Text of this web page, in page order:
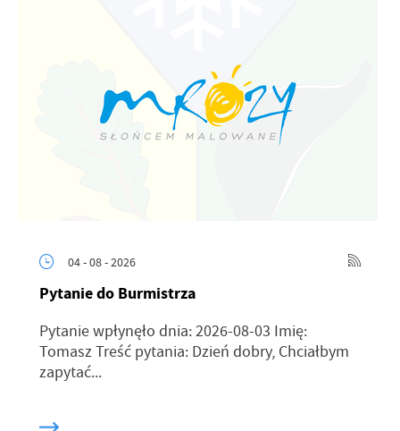
04 - 08 - 2026
Pytanie do Burmistrza
Pytanie wpłynęło dnia: 2026-08-03 Imię:
Tomasz Treść pytania: Dzień dobry, Chciałbym
zapytać...